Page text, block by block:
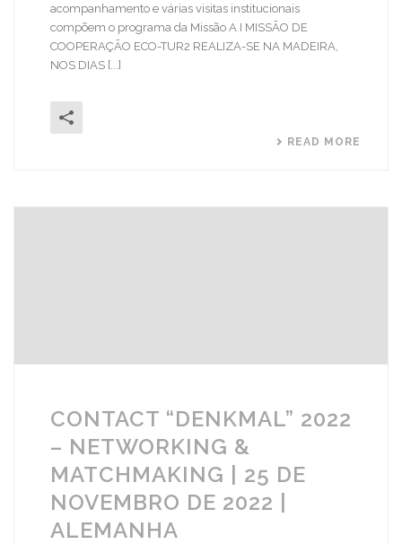
acompanhamento e várias visitas institucionais
compõem o programa da Missão A I MISSÃO DE
COOPERAÇÃO ECO-TUR2 REALIZA-SE NA MADEIRA,
NOS DIAS [...]
READ MORE
CONTACT “DENKMAL” 2022
– NETWORKING &
MATCHMAKING | 25 DE
NOVEMBRO DE 2022 |
ALEMANHA